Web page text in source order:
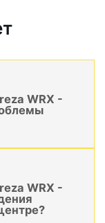
WRX -
WRX -